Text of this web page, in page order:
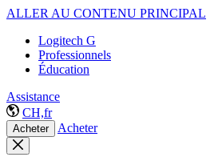
ALLER AU CONTENU PRINCIPAL
Logitech G
Professionnels
Éducation
Assistance
CH,fr
Acheter Acheter